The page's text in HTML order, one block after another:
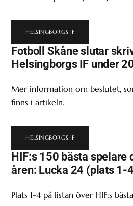
HELSINGBORGS IF
Fotboll Skåne slutar
Helsingborgs IF under
Mer information om beslutet,
finns i artikeln.
HELSINGBORGS IF
HIF:s 150 bästa spelare
åren: Lucka 24 (plats 1-
Plats 1-4 på listan över HIF:s